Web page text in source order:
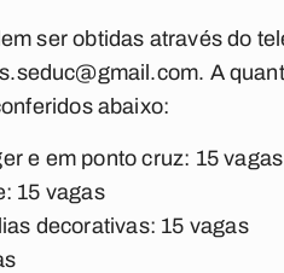
ser obtidas através do
. A
abaixo:
e em ponto cruz: 15 vagas
15 vagas
decorativas: 15 vagas